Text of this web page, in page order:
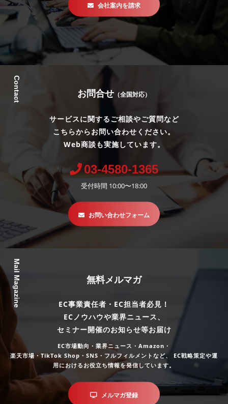
会社案内を請求
Contact お問合せ （全国対応）
サービスに関するご相談やご質問など
こちらからお問い合わせください。
Web商談も実施しています。
03-4580-1365
受付時間 10:00〜18:00
お問い合わせフォーム
Mail Magazine 無料メルマガ
EC事業責任者・EC担当者必見！
ECノウハウや業界ニュース、
セミナー開催のお知らせ等お届け
EC市場動向・業界ニュース・Amazon・
楽天市場・TikTok Shop・SNS・フルフィルメントなど、
EC戦略策定や運
用におけるお役立ち情報を発信しています。
メルマガ登録